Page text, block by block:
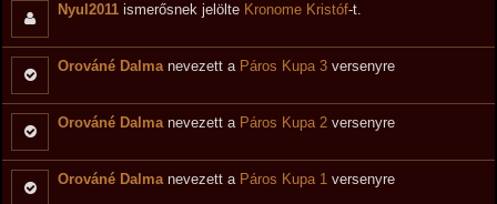
Nyul2011 ismerősnek jelölte Kronome Kristóf-t.
Orováné Dalma nevezett a Páros Kupa 3 versenyre
Orováné Dalma nevezett a Páros Kupa 2 versenyre
Orováné Dalma nevezett a Páros Kupa 1 versenyre